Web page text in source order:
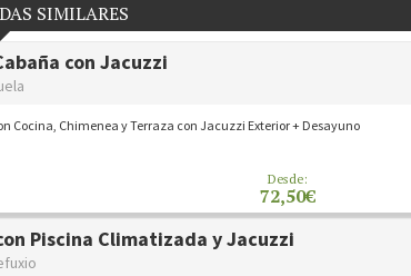
SIMILARES
con Jacuzzi
Cocina, Chimenea y Terraza con Jacuzzi Exterior + Desayuno
Desde:
72,50€
Piscina Climatizada y Jacuzzi